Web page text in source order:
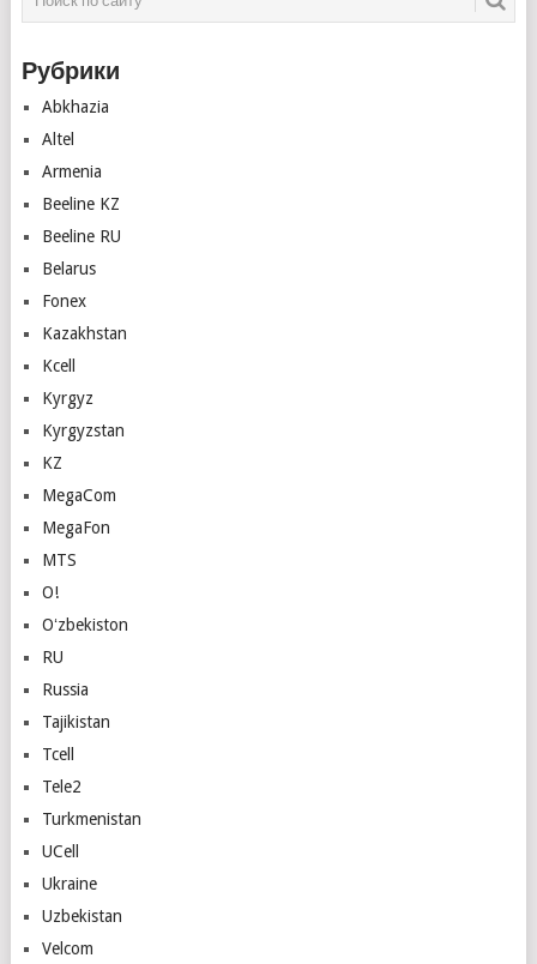
Рубрики
Abkhazia
Altel
Armenia
Beeline KZ
Beeline RU
Belarus
Fonex
Kazakhstan
Kcell
Kyrgyz
Kyrgyzstan
KZ
MegaCom
MegaFon
MTS
O!
Oʻzbekiston
RU
Russia
Tajikistan
Tcell
Tele2
Turkmenistan
UCell
Ukraine
Uzbekistan
Velcom